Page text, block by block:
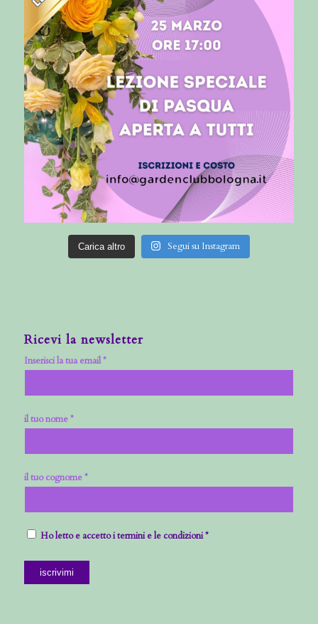
Carica altro Segui su Instagram
Ricevi la newsletter
Inserisci la tua email *
il tuo nome *
il tuo cognome *
Ho letto e accetto i termini e le condizioni *